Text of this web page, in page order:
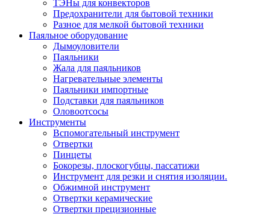
ТЭНы для конвекторов
Предохранители для бытовой техники
Разное для мелкой бытовой техники
Паяльное оборудование
Дымоуловители
Паяльники
Жала для паяльников
Нагревательные элементы
Паяльники импортные
Подставки для паяльников
Оловоотсосы
Инструменты
Вспомогательный инструмент
Отвертки
Пинцеты
Бокорезы, плоскогубцы, пассатижи
Инструмент для резки и снятия изоляции.
Обжимной инструмент
Отвертки керамические
Отвертки прецизионные